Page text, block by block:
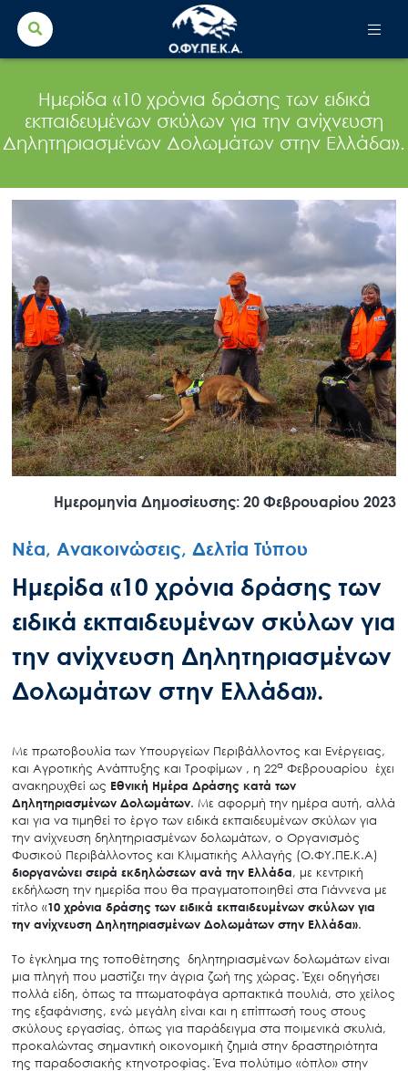
Search
for:
Ημερίδα «10 χρόνια δράσης των ειδικά
εκπαιδευμένων σκύλων για την ανίχνευση
Δηλητηριασμένων Δολωμάτων στην Ελλάδα».
Ημερομηνία Δημοσίευσης: 20 Φεβρουαρίου 2023
Νέα, Ανακοινώσεις, Δελτία Τύπου
Ημερίδα «10 χρόνια δράσης των
ειδικά εκπαιδευμένων σκύλων για
την ανίχνευση Δηλητηριασμένων
Δολωμάτων στην Ελλάδα».
Με πρωτοβουλία των Υπουργείων Περιβάλλοντος και Ενέργειας,
και Αγροτικής Ανάπτυξης και Τροφίμων , η 22α Φεβρουαρίου έχει
ανακηρυχθεί ως Εθνική Ημέρα Δράσης κατά των
Δηλητηριασμένων Δολωμάτων. Με αφορμή την ημέρα αυτή, αλλά
και για να τιμηθεί το έργο των ειδικά εκπαιδευμένων σκύλων για
την ανίχνευση δηλητηριασμένων δολωμάτων, ο Οργανισμός
Φυσικού Περιβάλλοντος και Κλιματικής Αλλαγής (Ο.ΦΥ.ΠΕ.Κ.Α)
διοργανώνει σειρά εκδηλώσεων ανά την Ελλάδα, με κεντρική
εκδήλωση την ημερίδα που θα πραγματοποιηθεί στα Γιάννενα με
τίτλο «10 χρόνια δράσης των ειδικά εκπαιδευμένων σκύλων για
την ανίχνευση Δηλητηριασμένων Δολωμάτων στην Ελλάδα».
Το έγκλημα της τοποθέτησης δηλητηριασμένων δολωμάτων είναι
μια πληγή που μαστίζει την άγρια ζωή της χώρας. Έχει οδηγήσει
πολλά είδη, όπως τα πτωματοφάγα αρπακτικά πουλιά, στο χείλος
της εξαφάνισης, ενώ μεγάλη είναι και η επίπτωσή τους στους
σκύλους εργασίας, όπως για παράδειγμα στα ποιμενικά σκυλιά,
προκαλώντας σημαντική οικονομική ζημιά στην δραστηριότητα
της παραδοσιακής κτηνοτροφίας. Ένα πολύτιμο «όπλο» στην